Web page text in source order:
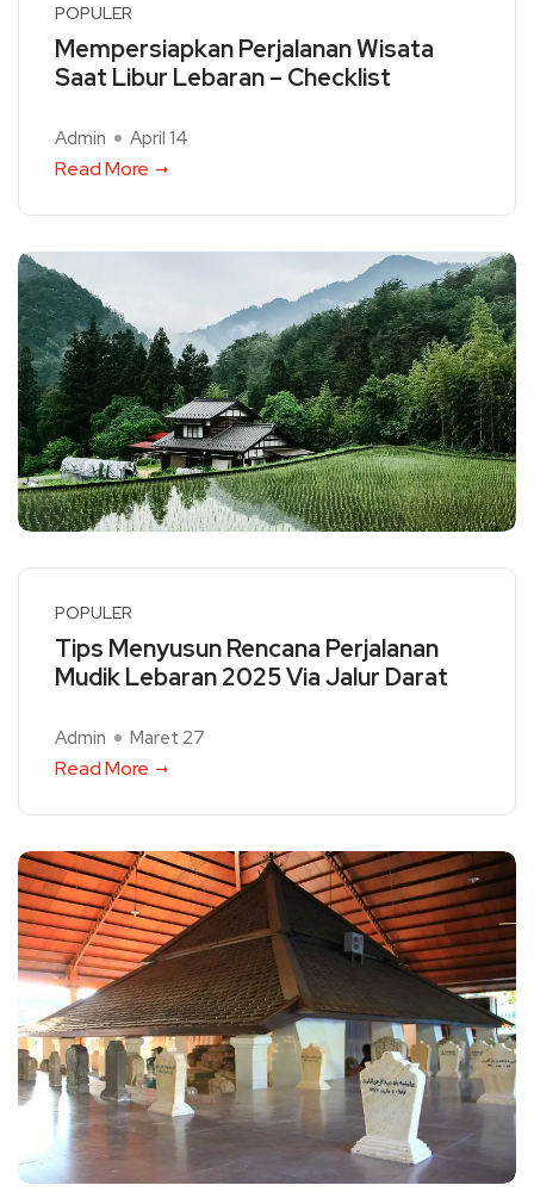
POPULER
Mempersiapkan Perjalanan Wisata
Saat Libur Lebaran – Checklist
Admin April 14
Read More
POPULER
Tips Menyusun Rencana Perjalanan
Mudik Lebaran 2025 Via Jalur Darat
Admin Maret 27
Read More